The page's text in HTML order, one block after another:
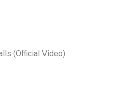
(Official Video)